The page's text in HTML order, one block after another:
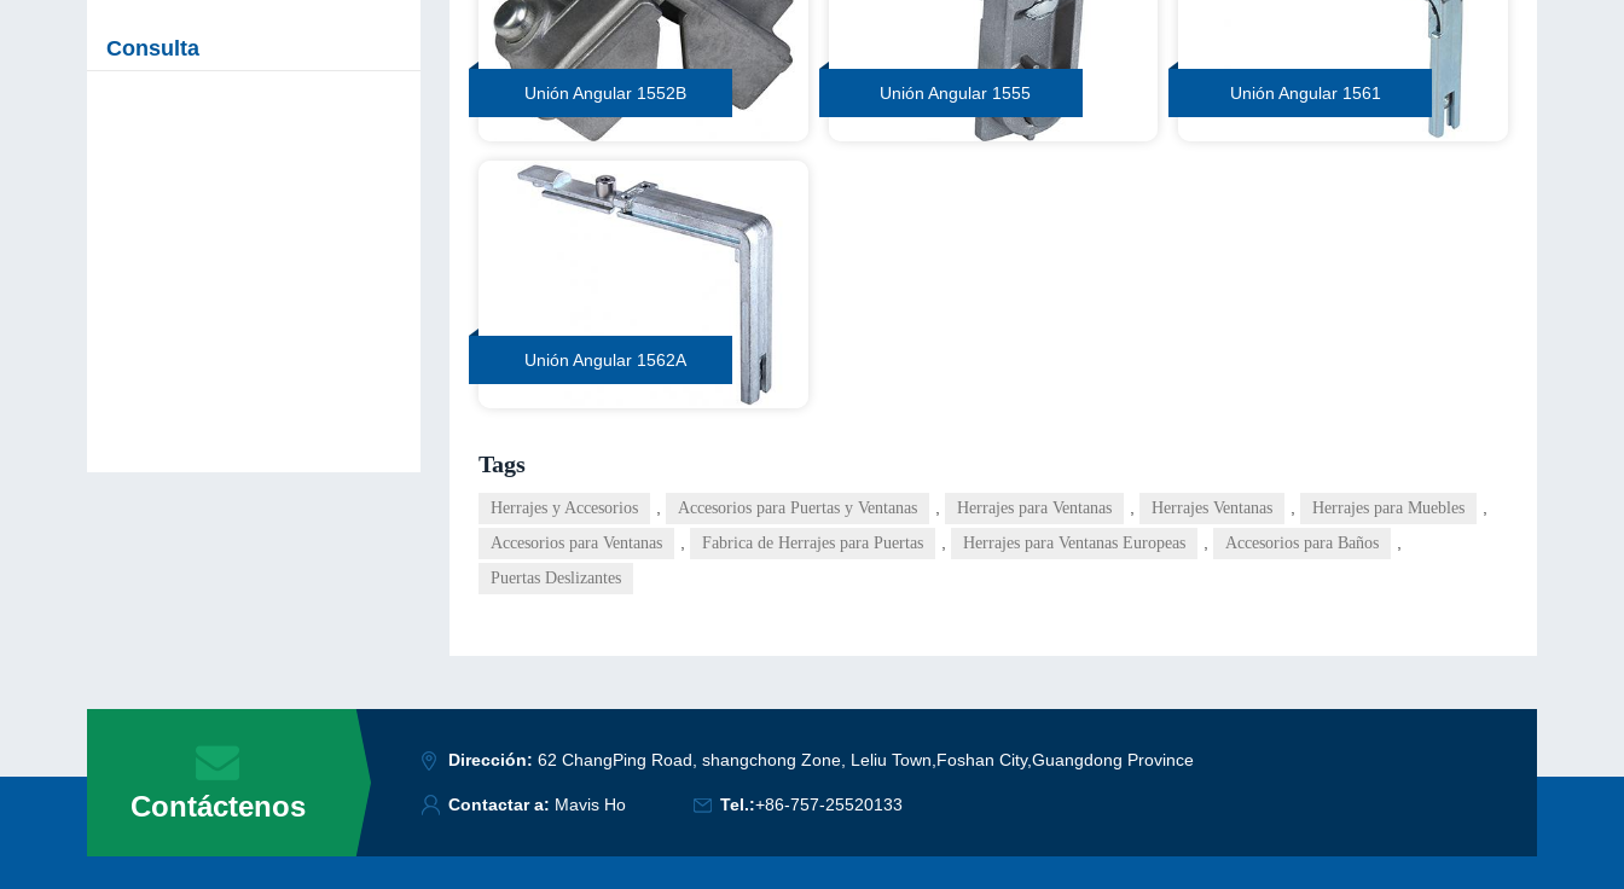
Unión Angular 1552B Unión Angular 1555 Unión Angular 1561
Unión Angular 1562A
Tags
Herrajes y Accesorios Accesorios para Puertas y Ventanas Herrajes para Ventanas Herrajes Ventanas Herrajes para Muebles
Accesorios para Ventanas Fabrica de Herrajes para Puertas Herrajes para Ventanas Europeas Accesorios para Baños
Puertas Deslizantes
Consulta
Contáctenos
Dirección:62 ChangPing Road, shangchong Zone, Leliu Town,Foshan City,Guangdong Province
Contactar a: Mavis Ho Tel.:+86-757-25520133